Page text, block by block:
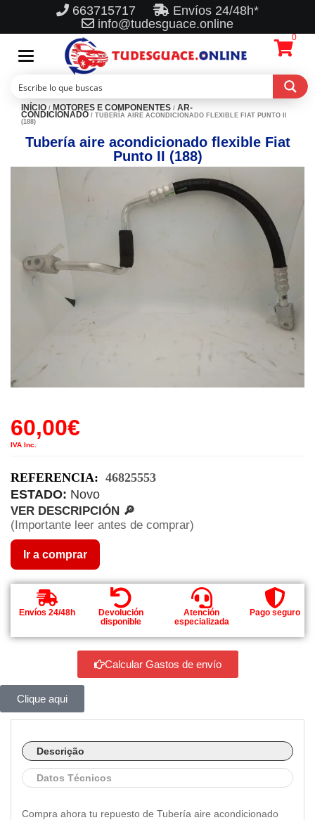
663715717
Envíos 24/48h*
info@tudesguace.online
Toggle
navigation
0
INÍCIO / MOTORES E COMPONENTES / AR-
CONDICIONADO / TUBERÍA AIRE ACONDICIONADO FLEXIBLE FIAT PUNTO II
(188)
Tubería aire acondicionado flexible Fiat
Punto II (188)
60,00€
IVA Inc.
REFERENCIA: 46825553
ESTADO: Novo
VER DESCRIPCIÓN 🔎
(Importante leer antes de comprar)
Ir a comprar
Envíos 24/48h
Devolución
disponible
Atención
especializada
Pago seguro
Calcular Gastos de envío
Clique aqui
Descrição
Datos Técnicos
Compra ahora tu repuesto de Tubería aire acondicionado